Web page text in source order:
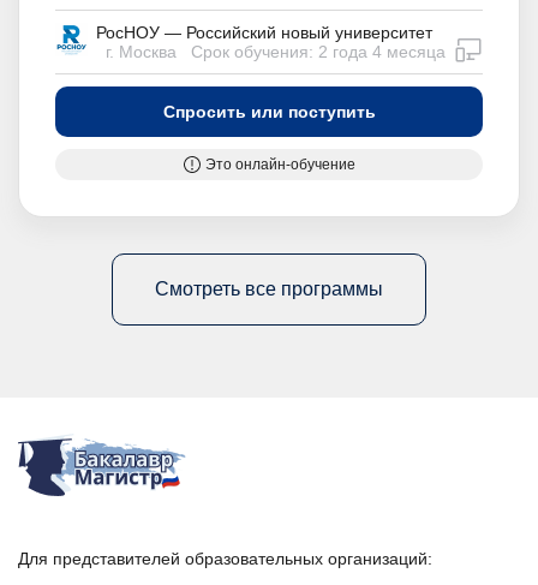
РосНОУ — Российский новый университет
г. Москва
Срок обучения: 2 года 4 месяца
Спросить или поступить
Это онлайн-обучение
Смотреть все программы
Для представителей образовательных организаций: